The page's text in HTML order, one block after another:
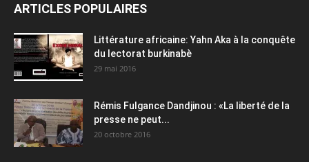
ARTICLES POPULAIRES
Littérature africaine: Yahn Aka à la conquête
du lectorat burkinabè
29 mai 2016
Rémis Fulgance Dandjinou : «La liberté de la
presse ne peut...
20 octobre 2016